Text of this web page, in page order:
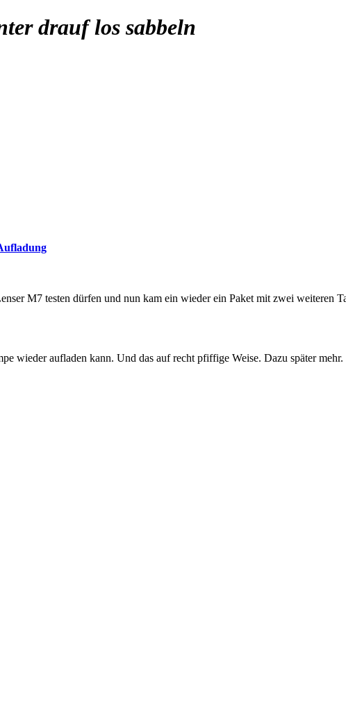
drauf los sabbeln
M7 testen dürfen und nun kam ein wieder ein Paket mit zwei
wieder aufladen kann. Und das auf recht pfiffige Weise. Dazu später mehr.